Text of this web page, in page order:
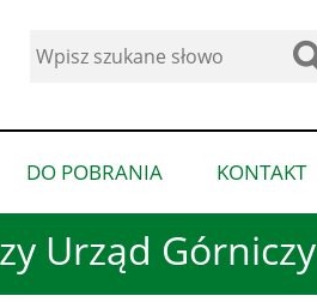
Urząd Górniczy
Wyszukaj
pokaż
“Ogłoszenia”
DO POBRANIA
pokaż
podmenu
dla
KONTAKT